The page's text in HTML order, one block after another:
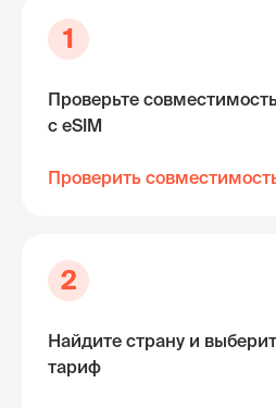
1
Проверьте
с eSIM
Проверить
2
Найдите страну и
тариф